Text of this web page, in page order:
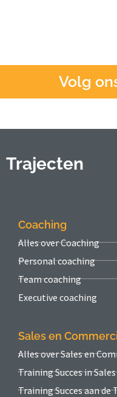
Volg
Trajecten
Coaching
Alles over Coaching
Personal coaching
Team coaching
Executive coaching
Sales en
Alles over Sales en
Training Succes in Sales
Training Succes aan de